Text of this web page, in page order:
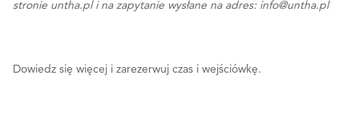
stronie untha.pl i na zapytanie wysłane na adres: info@untha.pl
Dowiedz się więcej i zarezerwuj czas i wejściówkę.